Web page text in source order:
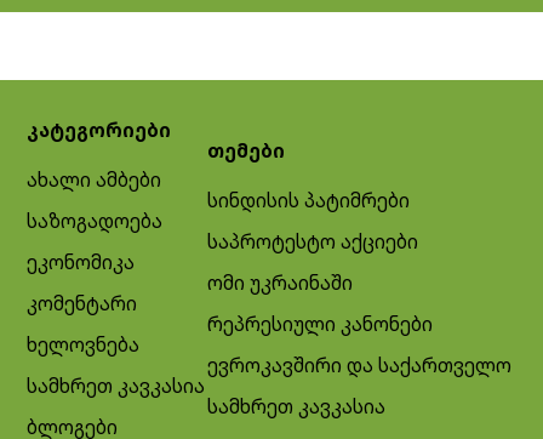
კატეგორიები
ახალი ამბები
საზოგადოება
ეკონომიკა
კომენტარი
ხელოვნება
სამხრეთ კავკასია
ბლოგები
თემები
სინდისის პატიმრები
საპროტესტო აქციები
ომი უკრაინაში
რეპრესიული კანონები
ევროკავშირი და საქართველო
სამხრეთ კავკასია